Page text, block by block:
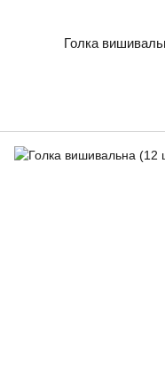
Голка